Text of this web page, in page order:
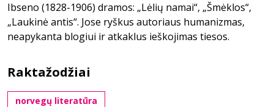
Ibseno (1828-1906) dramos: „Lėlių namai“, „Šmėklos“,
„Laukinė antis“. Jose ryškus autoriaus humanizmas,
neapykanta blogiui ir atkaklus ieškojimas tiesos.
Raktažodžiai
norvegų literatūra